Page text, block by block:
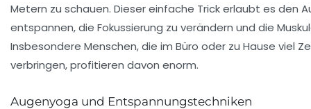
Metern zu schauen. Dieser einfache Trick erlaubt es den
entspannen, die Fokussierung zu verändern und die
Insbesondere Menschen, die im Büro oder zu Hause viel
verbringen, profitieren davon enorm.
Augenyoga und Entspannungstechniken